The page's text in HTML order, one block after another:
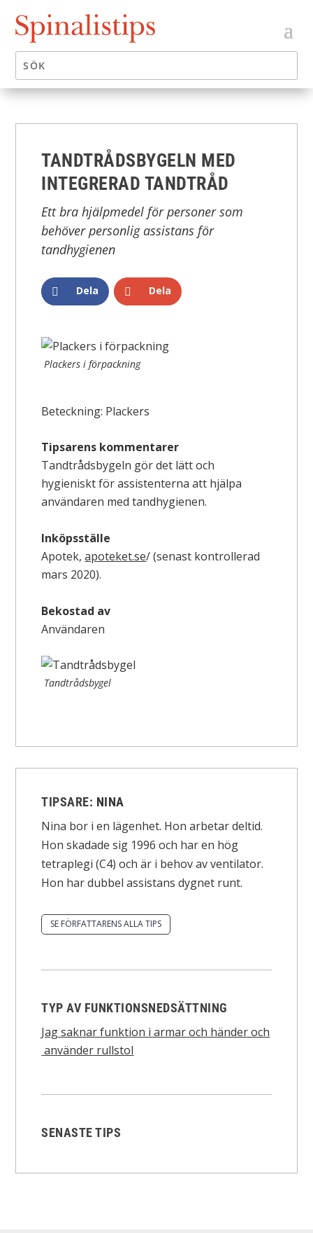
TANDTRÅDSBYGELN MED
INTEGRERAD TANDTRÅD
Ett bra hjälpmedel för personer som
behöver personlig assistans för
tandhygienen
Dela Dela
Plackers i förpackning
Beteckning: Plackers
Tipsarens kommentarer
Tandtrådsbygeln gör det lätt och
hygieniskt för assistenterna att hjälpa
användaren med tandhygienen.
Inköpsställe
Apotek,apoteket.se/ (senast kontrollerad
mars 2020).
Bekostad av
Användaren
Tandtrådsbygel
TIPSARE: NINA
Nina bor i en lägenhet. Hon arbetar deltid.
Hon skadade sig 1996 och har en hög
tetraplegi (C4) och är i behov av ventilator.
Hon har dubbel assistans dygnet runt.
SE FÖRFATTARENS ALLA TIPS
TYP AV FUNKTIONSNEDSÄTTNING
Jag saknar funktion i armar och händer och
använder rullstol
SENASTE TIPS